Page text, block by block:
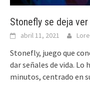
Stonefly se deja
abril 11, 2021
Stonefly, juego que
dar señales de vida.
minutos, centrado en